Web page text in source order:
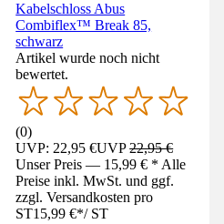
Kabelschloss Abus
Combiflex™ Break 85,
schwarz
Artikel wurde noch nicht
bewertet.
(0)
UVP: 22,95 €UVP22,95 €
Unser Preis — 15,99 € * Alle
Preise inkl. MwSt. und ggf.
zzgl. Versandkosten pro
ST15,99 €*/ ST